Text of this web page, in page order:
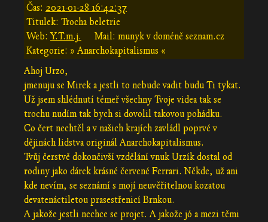
Čas: 2021-01-28 16:42:37
Titulek: Trocha beletrie
Web:Y.T.m.j.
Mail: munyk v doméně seznam.cz
Kategorie: » Anarchokapitalismus «
Ahoj Urzo,
jmenuju se Mirek a jestli to nebude vadit budu Ti tykat.
Už jsem shlédnutí témeř všechny Tvoje videa tak se
trochu nudím tak bych si dovolil takovou pohádku.
Co čert nechtěl a v našich krajích zavládl poprvé v
dějinách lidstva originál Anarchokapitalismus.
Tvůj čerstvě dokončivší vzdělání vnuk Urzík dostal od
rodiny jako dárek krásné červené Ferrari. Někde, už ani
kde nevím, se seznámí s mojí neuvěřitelnou kozatou
devatenáctiletou prasestřenicí Brnkou.
A jakože jestli nechce se projet. A jakože jó a mezi těmi